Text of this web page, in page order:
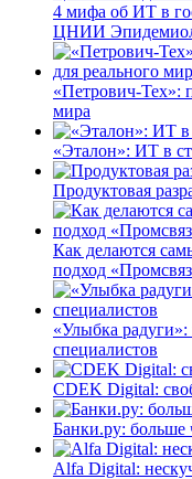
4 мифа об ИТ в
ЦНИИ
«Петрович-Тех»:
мира
«Эталон»: ИТ в
Продуктовая
Как делаются
подход
«Улыбка
специалистов
CDEK Digital:
Банки.ру: больше
Alfa Digital: